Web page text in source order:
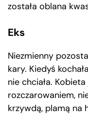
została oblana
Eks
Niezmienny
kary. Kiedyś
nie chciała.
rozczarowaniem,
krzywdą, plamą na